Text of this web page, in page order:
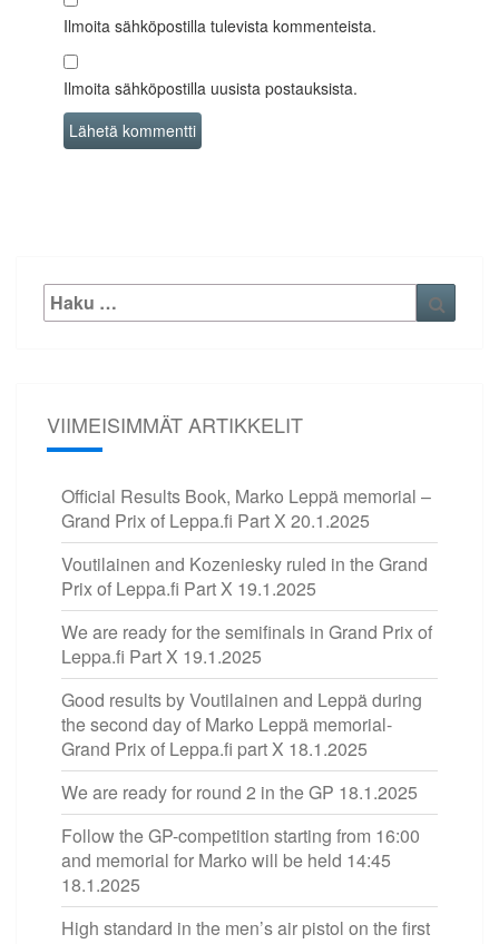
Ilmoita sähköpostilla tulevista kommenteista.
Ilmoita sähköpostilla uusista postauksista.
Etsi:
VIIMEISIMMÄT ARTIKKELIT
Official Results Book, Marko Leppä memorial –
Grand Prix of Leppa.fi Part X 20.1.2025
Voutilainen and Kozeniesky ruled in the Grand
Prix of Leppa.fi Part X 19.1.2025
We are ready for the semifinals in Grand Prix of
Leppa.fi Part X 19.1.2025
Good results by Voutilainen and Leppä during
the second day of Marko Leppä memorial-
Grand Prix of Leppa.fi part X 18.1.2025
We are ready for round 2 in the GP 18.1.2025
Follow the GP-competition starting from 16:00
and memorial for Marko will be held 14:45
18.1.2025
High standard in the men’s air pistol on the first